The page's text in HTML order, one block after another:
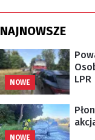
NAJNOWSZE
NOWE
LPR
NOWE